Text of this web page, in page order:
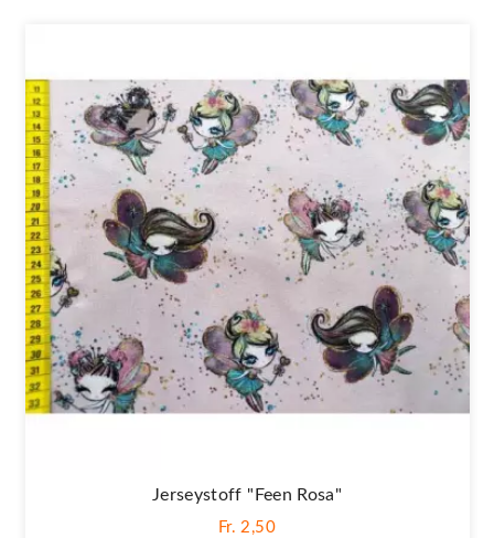
Jerseystoff "Feen Rosa"
Fr. 2,50